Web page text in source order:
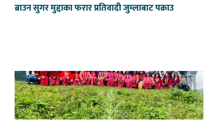
ब्राउन सुगर मुद्दाका फरार प्रतिवादी जुम्लाबाट पक्राउ